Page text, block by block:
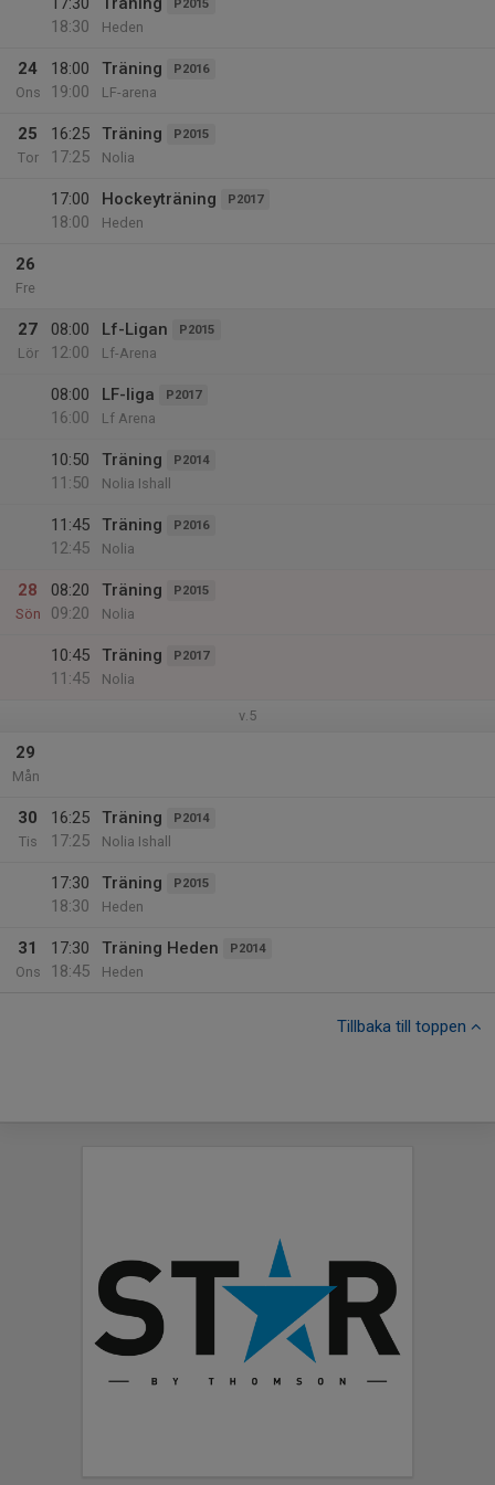
18:30
P2015
Heden
24
Ons
18:00
19:00
Träning P2016
LF-arena
25
Tor
16:25
17:25
Träning P2015
Nolia
17:00
18:00
Hockeyträning P2017
Heden
26
Fre
27
Lör
08:00
12:00
Lf-Ligan P2015
Lf-Arena
08:00
16:00
LF-liga P2017
Lf Arena
10:50
11:50
Träning P2014
Nolia Ishall
11:45
12:45
Träning P2016
Nolia
28
Sön
08:20
09:20
Träning P2015
Nolia
10:45
11:45
Träning P2017
Nolia
v.5
29
Mån
30
Tis
16:25
17:25
Träning P2014
Nolia Ishall
17:30
18:30
Träning P2015
Heden
31
Ons
17:30
18:45
Träning Heden P2014
Heden
Tillbaka till toppen